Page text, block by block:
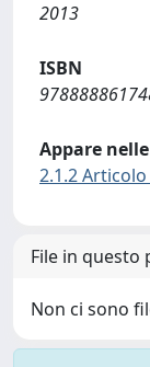
2013
ISBN
Appare
2.1.2
File in questo
Non ci sono